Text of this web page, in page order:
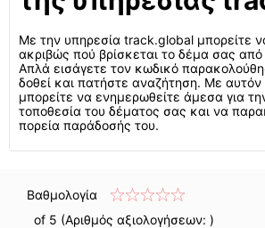
Με την υπηρεσία track.global μπορείτε
ακριβώς πού βρίσκεται το δέμα σας
Απλά εισάγετε τον κωδικό
δοθεί και πατήστε αναζήτηση. Με αυτόν
μπορείτε να ενημερωθείτε άμεσα για
τοποθεσία του δέματος σας και να
πορεία παράδοσής του.
Βαθμολογία
of 5 (Αριθμός αξιολογήσεων: )